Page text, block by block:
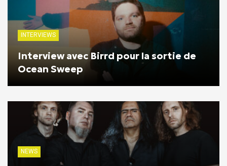
INTERVIEWS
Interview avec Birrd pour la sortie de
Ocean Sweep
NEWS